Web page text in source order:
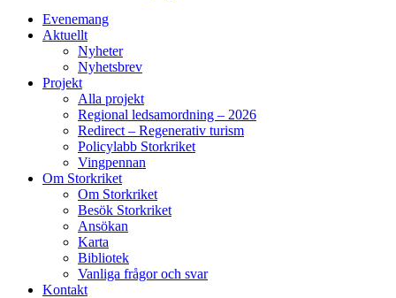
Evenemang
Aktuellt
Nyheter
Nyhetsbrev
Projekt
Alla projekt
Regional ledsamordning – 2026
Redirect – Regenerativ turism
Policylabb Storkriket
Vingpennan
Om Storkriket
Om Storkriket
Besök Storkriket
Ansökan
Karta
Bibliotek
Vanliga frågor och svar
Kontakt